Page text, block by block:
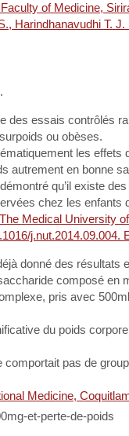
of Medicine,
Harindhanavudhi T.
essais contrôlés
ou obèses.
les
autrement en bonne
qu’il existe
chez les
Medical University
j.nut.2014.09.004.
donné des résultats
composé en
pris avec
du poids
pas de
Medicine,